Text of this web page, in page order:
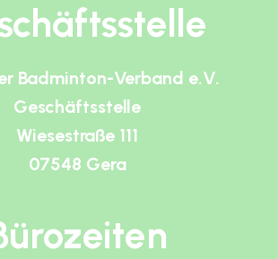
Badminton-Verband e.V.
Geschäftsstelle
Wiesestraße 111
07548 Gera